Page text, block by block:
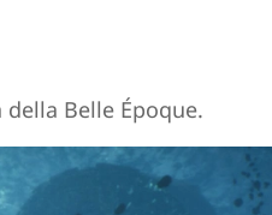
Belle Époque.